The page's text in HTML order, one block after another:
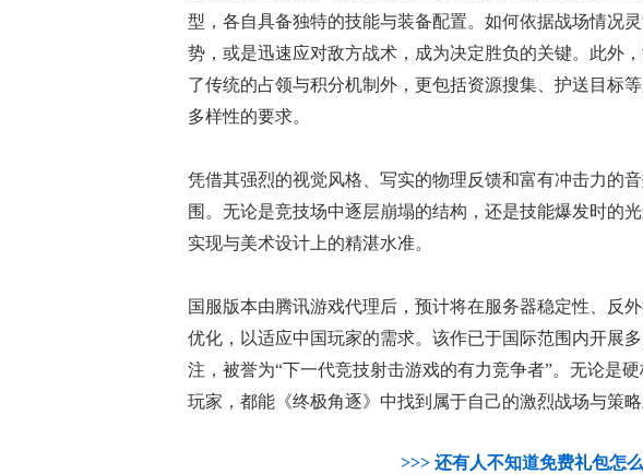
型，各自具备独特的技能与装备配置。如何依据战场情况
势，或是迅速应对敌方战术，成为决定胜负的关键。此外
了传统的占领与积分机制外，更包括资源搜集、护送目标
多样性的要求。
凭借其强烈的视觉风格、写实的物理反馈和富有冲击力的
围。无论是竞技场中逐层崩塌的结构，还是技能爆发时的
实现与美术设计上的精湛水准。
国服版本由腾讯游戏代理后，预计将在服务器稳定性、反
优化，以适应中国玩家的需求。该作已于国际范围内开展
注，被誉为“下一代竞技射击游戏的有力竞争者”。无论是
玩家，都能《终极角逐》中找到属于自己的激烈战场与策略
>>> 还有人不知道免费礼包怎